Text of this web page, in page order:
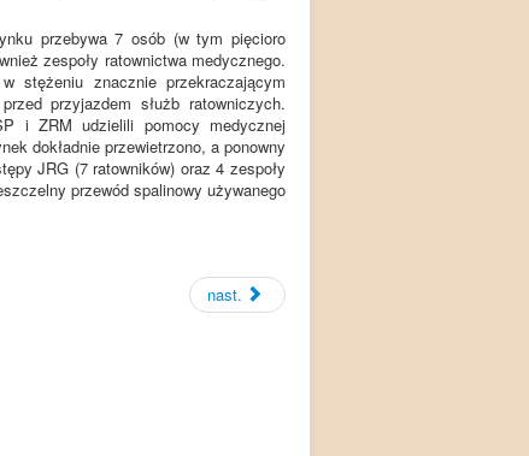
przebywa 7 osób (w tym pięcioro
zespoły ratownictwa medycznego.
stężeniu znacznie przekraczającym
przyjazdem służb ratowniczych.
i ZRM udzielili pomocy medycznej
dokładnie przewietrzono, a ponowny
JRG (7 ratowników) oraz 4 zespoły
przewód spalinowy używanego
nast.